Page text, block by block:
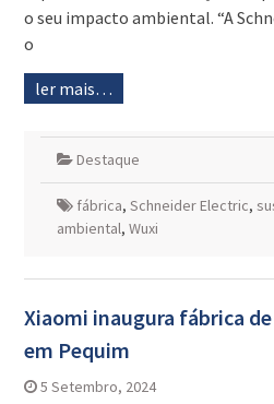
o seu impacto ambiental. “A
o
ler mais…
Destaque
fábrica, Schneider Electric,
ambiental, Wuxi
Xiaomi inaugura fábrica
em Pequim
5 Setembro, 2024